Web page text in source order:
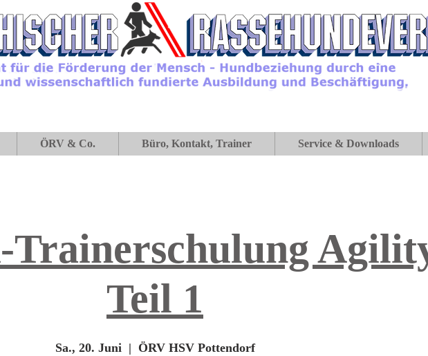
Trainerschulung
Teil 1
Sa., 20. Juni
  |
ÖRV HSV Pottendorf
ÖRV & Co. Büro, Kontakt, Trainer Service & Downloads